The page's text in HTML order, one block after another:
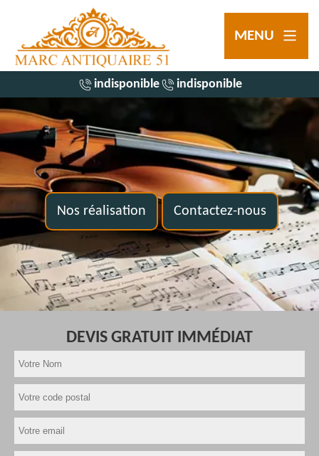
MENU
indisponible indisponible
Nos réalisation Contactez-nous
DEVIS GRATUIT IMMÉDIAT